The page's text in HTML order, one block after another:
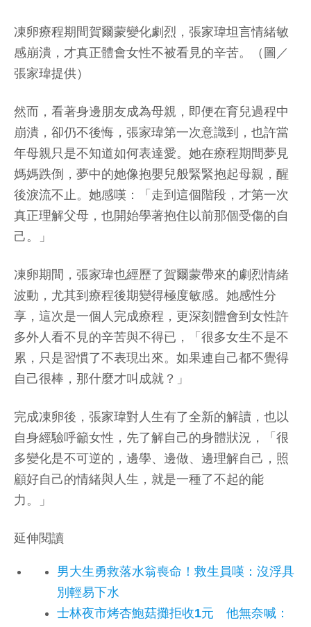
凍卵療程期間賀爾蒙變化劇烈，張家瑋坦言情緒敏
感崩潰，才真正體會女性不被看見的辛苦。（圖／
張家瑋提供）
然而，看著身邊朋友成為母親，即便在育兒過程中
崩潰，卻仍不後悔，張家瑋第一次意識到，也許當
年母親只是不知道如何表達愛。她在療程期間夢見
媽媽跌倒，夢中的她像抱嬰兒般緊緊抱起母親，醒
後淚流不止。她感嘆：「走到這個階段，才第一次
真正理解父母，也開始學著抱住以前那個受傷的自
己。」
凍卵期間，張家瑋也經歷了賀爾蒙帶來的劇烈情緒
波動，尤其到療程後期變得極度敏感。她感性分
享，這次是一個人完成療程，更深刻體會到女性許
多外人看不見的辛苦與不得已，「很多女生不是不
累，只是習慣了不表現出來。如果連自己都不覺得
自己很棒，那什麼才叫成就？」
完成凍卵後，張家瑋對人生有了全新的解讀，也以
自身經驗呼籲女性，先了解自己的身體狀況，「很
多變化是不可逆的，邊學、邊做、邊理解自己，照
顧好自己的情緒與人生，就是一種了不起的能
力。」
延伸閱讀
男大生勇救落水翁喪命！救生員嘆：沒浮具
別輕易下水
士林夜市烤杏鮑菇攤拒收1元 他無奈喊：